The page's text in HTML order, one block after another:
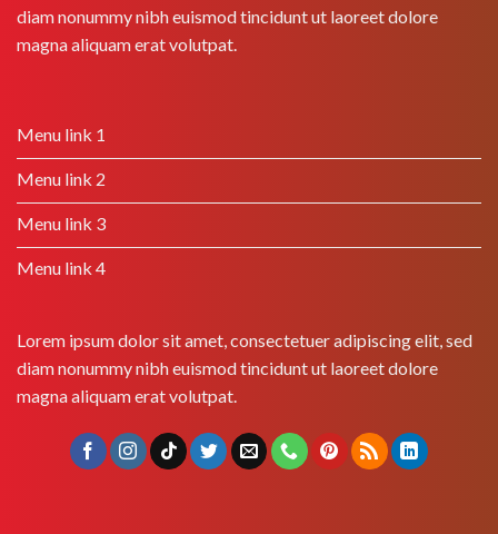
diam nonummy nibh euismod tincidunt ut laoreet dolore
magna aliquam erat volutpat.
Menu link 1
Menu link 2
Menu link 3
Menu link 4
Lorem ipsum dolor sit amet, consectetuer adipiscing elit, sed
diam nonummy nibh euismod tincidunt ut laoreet dolore
magna aliquam erat volutpat.